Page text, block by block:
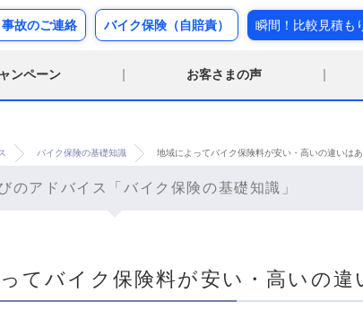
故のご連絡 バイク保険（自賠責） 瞬間！比較見積も
ンペーン お客さまの声
バイク保険の基礎知識 地域によってバイク保険料が安い・高いの違いは
のアドバイス「バイク保険の基礎知識」
てバイク保険料が安い・高いの違